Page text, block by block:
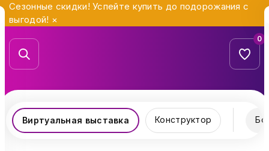
Сезонные скидки! Успейте купить до подорожания с
выгодой! ×
0
Виртуальная выставка Конструктор